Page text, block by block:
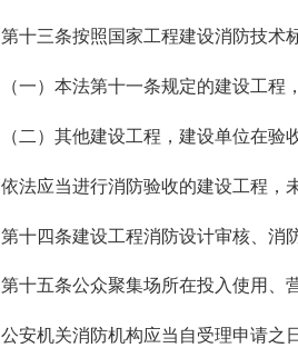
第十三条按照国家工程建设消防技术
（一）本法第十一条规定的建设工程
（二）其他建设工程，建设单位在
依法应当进行消防验收的建设工程，
第十四条建设工程消防设计审核、消
第十五条公众聚集场所在投入使用、
公安机关消防机构应当自受理申请之